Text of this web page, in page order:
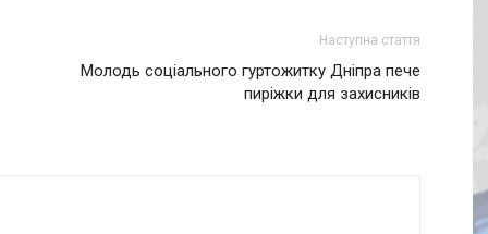
Наступна стаття
Молодь соціального гуртожитку Дніпра пече
пиріжки для захисників